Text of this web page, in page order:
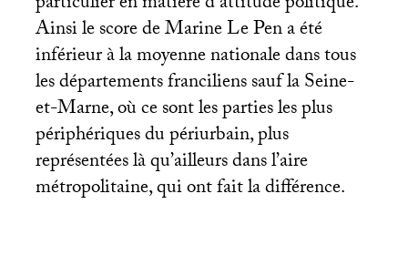
Ainsi le score de Marine Le Pen a été
inférieur à la moyenne nationale dans tous
les départements franciliens sauf la Seine-
et-Marne, où ce sont les parties les plus
périphériques du périurbain, plus
représentées là qu’ailleurs dans l’aire
métropolitaine, qui ont fait la différence.